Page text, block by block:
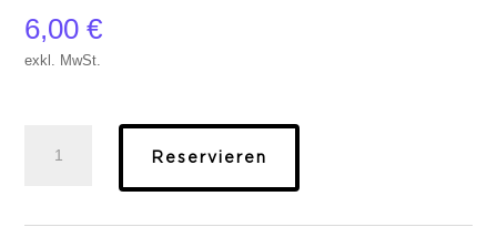
6,00€
exkl. MwSt.
Allround
Reservieren